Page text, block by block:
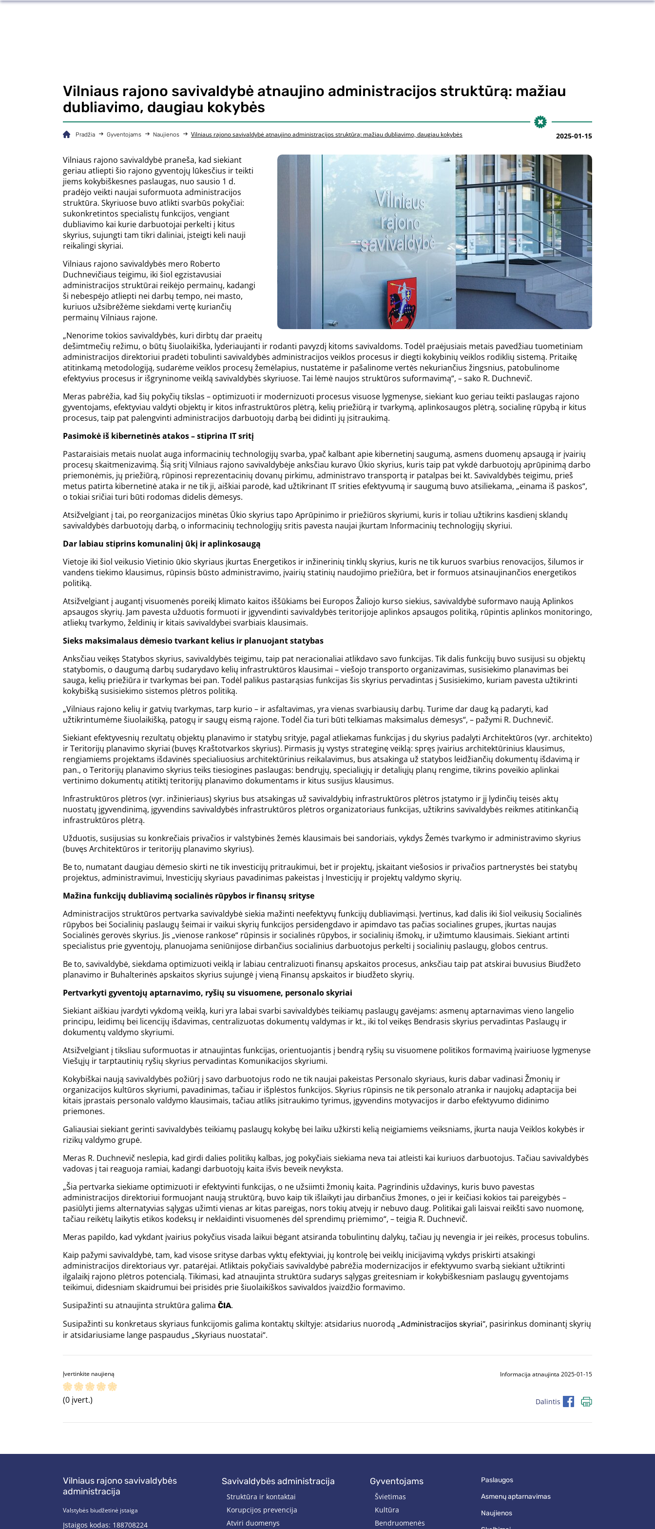
Vilniaus rajono savivaldybė atnaujino administracijos struktūrą: mažiau
dubliavimo, daugiau kokybės
Pradžia Gyventojams Naujienos Vilniaus rajono savivaldybė atnaujino administracijos struktūrą: mažiau dubliavimo, daugiau kokybės 2025-01-15
Vilniaus rajono savivaldybė praneša, kad siekiant
geriau atliepti šio rajono gyventojų lūkesčius ir teikti
jiems kokybiškesnes paslaugas, nuo sausio 1 d.
pradėjo veikti naujai suformuota administracijos
struktūra. Skyriuose buvo atlikti svarbūs pokyčiai:
sukonkretintos specialistų funkcijos, vengiant
dubliavimo kai kurie darbuotojai perkelti į kitus
skyrius, sujungti tam tikri daliniai, įsteigti keli nauji
reikalingi skyriai.
Vilniaus rajono savivaldybės mero Roberto
Duchnevičiaus teigimu, iki šiol egzistavusiai
administracijos struktūrai reikėjo permainų, kadangi
ši nebespėjo atliepti nei darbų tempo, nei masto,
kuriuos užsibrėžėme siekdami vertę kuriančių
permainų Vilniaus rajone.
„Nenorime tokios savivaldybės, kuri dirbtų dar praeitų
dešimtmečių režimu, o būtų šiuolaikiška, lyderiaujanti ir rodanti pavyzdį kitoms savivaldoms. Todėl praėjusiais metais pavedžiau tuometiniam
administracijos direktoriui pradėti tobulinti savivaldybės administracijos veiklos procesus ir diegti kokybinių veiklos rodiklių sistemą. Pritaikę
atitinkamą metodologiją, sudarėme veiklos procesų žemėlapius, nustatėme ir pašalinome vertės nekuriančius žingsnius, patobulinome
efektyvius procesus ir išgryninome veiklą savivaldybės skyriuose. Tai lėmė naujos struktūros suformavimą“, – sako R. Duchnevič.
Meras pabrėžia, kad šių pokyčių tikslas – optimizuoti ir modernizuoti procesus visuose lygmenyse, siekiant kuo geriau teikti paslaugas rajono
gyventojams, efektyviau valdyti objektų ir kitos infrastruktūros plėtrą, kelių priežiūrą ir tvarkymą, aplinkosaugos plėtrą, socialinę rūpybą ir kitus
procesus, taip pat palengvinti administracijos darbuotojų darbą bei didinti jų įsitraukimą.
Pasimokė iš kibernetinės atakos – stiprina IT sritį
Pastaraisiais metais nuolat auga informacinių technologijų svarba, ypač kalbant apie kibernetinį saugumą, asmens duomenų apsaugą ir įvairių
procesų skaitmenizavimą. Šią sritį Vilniaus rajono savivaldybėje anksčiau kuravo Ūkio skyrius, kuris taip pat vykdė darbuotojų aprūpinimą darbo
priemonėmis, jų priežiūrą, rūpinosi reprezentacinių dovanų pirkimu, administravo transportą ir patalpas bei kt. Savivaldybės teigimu, prieš
metus patirta kibernetinė ataka ir ne tik ji, aiškiai parodė, kad užtikrinant IT srities efektyvumą ir saugumą buvo atsiliekama, „einama iš paskos“,
o tokiai sričiai turi būti rodomas didelis dėmesys.
Atsižvelgiant į tai, po reorganizacijos minėtas Ūkio skyrius tapo Aprūpinimo ir priežiūros skyriumi, kuris ir toliau užtikrins kasdienį sklandų
savivaldybės darbuotojų darbą, o informacinių technologijų sritis pavesta naujai įkurtam Informacinių technologijų skyriui.
Dar labiau stiprins komunalinį ūkį ir aplinkosaugą
Vietoje iki šiol veikusio Vietinio ūkio skyriaus įkurtas Energetikos ir inžinerinių tinklų skyrius, kuris ne tik kuruos svarbius renovacijos, šilumos ir
vandens tiekimo klausimus, rūpinsis būsto administravimo, įvairių statinių naudojimo priežiūra, bet ir formuos atsinaujinančios energetikos
politiką.
Atsižvelgiant į augantį visuomenės poreikį klimato kaitos iššūkiams bei Europos Žaliojo kurso siekius, savivaldybė suformavo naują Aplinkos
apsaugos skyrių. Jam pavesta užduotis formuoti ir įgyvendinti savivaldybės teritorijoje aplinkos apsaugos politiką, rūpintis aplinkos monitoringo,
atliekų tvarkymo, želdinių ir kitais savivaldybei svarbiais klausimais.
Sieks maksimalaus dėmesio tvarkant kelius ir planuojant statybas
Anksčiau veikęs Statybos skyrius, savivaldybės teigimu, taip pat neracionaliai atlikdavo savo funkcijas. Tik dalis funkcijų buvo susijusi su objektų
statybomis, o daugumą darbų sudarydavo kelių infrastruktūros klausimai – viešojo transporto organizavimas, susisiekimo planavimas bei
sauga, kelių priežiūra ir tvarkymas bei pan. Todėl palikus pastarąsias funkcijas šis skyrius pervadintas į Susisiekimo, kuriam pavesta užtikrinti
kokybišką susisiekimo sistemos plėtros politiką.
„Vilniaus rajono kelių ir gatvių tvarkymas, tarp kurio – ir asfaltavimas, yra vienas svarbiausių darbų. Turime dar daug ką padaryti, kad
užtikrintumėme šiuolaikišką, patogų ir saugų eismą rajone. Todėl čia turi būti telkiamas maksimalus dėmesys“, – pažymi R. Duchnevič.
Siekiant efektyvesnių rezultatų objektų planavimo ir statybų srityje, pagal atliekamas funkcijas į du skyrius padalyti Architektūros (vyr. architekto)
ir Teritorijų planavimo skyriai (buvęs Kraštotvarkos skyrius). Pirmasis jų vystys strateginę veiklą: spręs įvairius architektūrinius klausimus,
rengiamiems projektams išdavinės specialiuosius architektūrinius reikalavimus, bus atsakinga už statybos leidžiančių dokumentų išdavimą ir
pan., o Teritorijų planavimo skyrius teiks tiesiogines paslaugas: bendrųjų, specialiųjų ir detaliųjų planų rengime, tikrins poveikio aplinkai
vertinimo dokumentų atitiktį teritorijų planavimo dokumentams ir kitus susijus klausimus.
Infrastruktūros plėtros (vyr. inžinieriaus) skyrius bus atsakingas už savivaldybių infrastruktūros plėtros įstatymo ir jį lydinčių teisės aktų
nuostatų įgyvendinimą, įgyvendins savivaldybės infrastruktūros plėtros organizatoriaus funkcijas, užtikrins savivaldybės reikmes atitinkančią
infrastruktūros plėtrą.
Užduotis, susijusias su konkrečiais privačios ir valstybinės žemės klausimais bei sandoriais, vykdys Žemės tvarkymo ir administravimo skyrius
(buvęs Architektūros ir teritorijų planavimo skyrius).
Be to, numatant daugiau dėmesio skirti ne tik investicijų pritraukimui, bet ir projektų, įskaitant viešosios ir privačios partnerystės bei statybų
projektus, administravimui, Investicijų skyriaus pavadinimas pakeistas į Investicijų ir projektų valdymo skyrių.
Mažina funkcijų dubliavimą socialinės rūpybos ir finansų srityse
Administracijos struktūros pertvarka savivaldybė siekia mažinti neefektyvų funkcijų dubliavimąsi. Įvertinus, kad dalis iki šiol veikusių Socialinės
rūpybos bei Socialinių paslaugų šeimai ir vaikui skyrių funkcijos persidengdavo ir apimdavo tas pačias socialines grupes, įkurtas naujas
Socialinės gerovės skyrius. Jis „vienose rankose“ rūpinsis ir socialinės rūpybos, ir socialinių išmokų, ir užimtumo klausimais. Siekiant artinti
specialistus prie gyventojų, planuojama seniūnijose dirbančius socialinius darbuotojus perkelti į socialinių paslaugų, globos centrus.
Be to, savivaldybė, siekdama optimizuoti veiklą ir labiau centralizuoti finansų apskaitos procesus, anksčiau taip pat atskirai buvusius Biudžeto
planavimo ir Buhalterinės apskaitos skyrius sujungė į vieną Finansų apskaitos ir biudžeto skyrių.
Pertvarkyti gyventojų aptarnavimo, ryšių su visuomene, personalo skyriai
Siekiant aiškiau įvardyti vykdomą veiklą, kuri yra labai svarbi savivaldybės teikiamų paslaugų gavėjams: asmenų aptarnavimas vieno langelio
principu, leidimų bei licencijų išdavimas, centralizuotas dokumentų valdymas ir kt., iki tol veikęs Bendrasis skyrius pervadintas Paslaugų ir
dokumentų valdymo skyriumi.
Atsižvelgiant į tiksliau suformuotas ir atnaujintas funkcijas, orientuojantis į bendrą ryšių su visuomene politikos formavimą įvairiuose lygmenyse
Viešųjų ir tarptautinių ryšių skyrius pervadintas Komunikacijos skyriumi.
Kokybiškai naują savivaldybės požiūrį į savo darbuotojus rodo ne tik naujai pakeistas Personalo skyriaus, kuris dabar vadinasi Žmonių ir
organizacijos kultūros skyriumi, pavadinimas, tačiau ir išplėstos funkcijos. Skyrius rūpinsis ne tik personalo atranka ir naujokų adaptacija bei
kitais įprastais personalo valdymo klausimais, tačiau atliks įsitraukimo tyrimus, įgyvendins motyvacijos ir darbo efektyvumo didinimo
priemones.
Galiausiai siekiant gerinti savivaldybės teikiamų paslaugų kokybę bei laiku užkirsti kelią neigiamiems veiksniams, įkurta nauja Veiklos kokybės ir
rizikų valdymo grupė.
Meras R. Duchnevič neslepia, kad girdi dalies politikų kalbas, jog pokyčiais siekiama neva tai atleisti kai kuriuos darbuotojus. Tačiau savivaldybės
vadovas į tai reaguoja ramiai, kadangi darbuotojų kaita išvis beveik nevyksta.
„Šia pertvarka siekiame optimizuoti ir efektyvinti funkcijas, o ne užsiimti žmonių kaita. Pagrindinis uždavinys, kuris buvo pavestas
administracijos direktoriui formuojant naują struktūrą, buvo kaip tik išlaikyti jau dirbančius žmones, o jei ir keičiasi kokios tai pareigybės –
pasiūlyti jiems alternatyvias sąlygas užimti vienas ar kitas pareigas, nors tokių atvejų ir nebuvo daug. Politikai gali laisvai reikšti savo nuomonę,
tačiau reikėtų laikytis etikos kodeksų ir neklaidinti visuomenės dėl sprendimų priėmimo“, – teigia R. Duchnevič.
Meras papildo, kad vykdant įvairius pokyčius visada laikui bėgant atsiranda tobulintinų dalykų, tačiau jų nevengia ir jei reikės, procesus tobulins.
Kaip pažymi savivaldybė, tam, kad visose srityse darbas vyktų efektyviai, jų kontrolę bei veiklų inicijavimą vykdys priskirti atsakingi
administracijos direktoriaus vyr. patarėjai. Atliktais pokyčiais savivaldybė pabrėžia modernizacijos ir efektyvumo svarbą siekiant užtikrinti
ilgalaikį rajono plėtros potencialą. Tikimasi, kad atnaujinta struktūra sudarys sąlygas greitesniam ir kokybiškesniam paslaugų gyventojams
teikimui, didesniam skaidrumui bei prisidės prie šiuolaikiškos savivaldos įvaizdžio formavimo.
Susipažinti su atnaujinta struktūra galima ČIA.
Susipažinti su konkretaus skyriaus funkcijomis galima kontaktų skiltyje: atsidarius nuorodą „Administracijos skyriai“, pasirinkus dominantį skyrių
ir atsidariusiame lange paspaudus „Skyriaus nuostatai“.
Įvertinkite naujieną
(0 įvert.)
Informacija atnaujinta 2025-01-15
Dalintis
Vilniaus rajono savivaldybės
administracija
Valstybės biudžetinė įstaiga
Įstaigos kodas: 188708224
savivaldybės administracija
Struktūra ir kontaktai
Korupcijos prevencija
Atviri duomenys
gyventojams
Švietimas
Kultūra
Bendruomenės
paslaugos
asmenų aptarnavimas
naujienos